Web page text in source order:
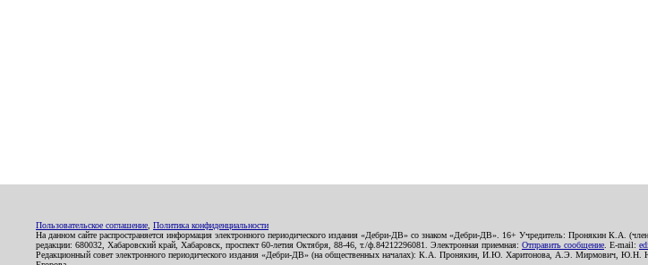
Пользовательское соглашение Политика конфиденциальности
На данном сайте распространяется информация электронного периодического издания «Дебри-ДВ» со знаком «Дебри-ДВ». 16+ Учредитель: Пронякин К.А.
редакции: 680032, Хабаровский край, Хабаровск, проспект 60-летия Октября, 88-46, т./ф.84212296081. Электронная приемная: Отправить сообщение . E-mail:
Редакционный совет электронного периодического издания «Дебри-ДВ» (на общественных началах): К.А. Пронякин, И.Ю. Харитонова, А.Э.